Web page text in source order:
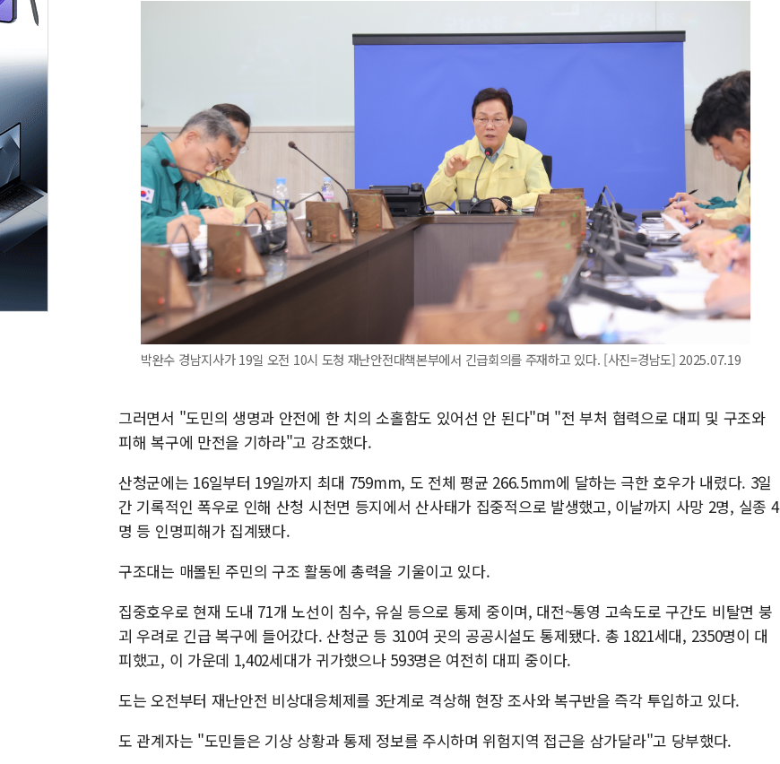
박완수 경남지사가 19일 오전 10시 도청 재난안전대책본부에서 긴급회의를 주재하고 있다. [사진=경남도] 2025.07.19
그러면서 "도민의 생명과 안전에 한 치의 소홀함도 있어선 안 된다"며 "전 부처 협력으로 대피 및 구조와
피해 복구에 만전을 기하라"고 강조했다.
산청군에는 16일부터 19일까지 최대 759mm, 도 전체 평균 266.5mm에 달하는 극한 호우가 내렸다. 3일
간 기록적인 폭우로 인해 산청 시천면 등지에서 산사태가 집중적으로 발생했고, 이날까지 사망 2명, 실종 4
명 등 인명피해가 집계됐다.
구조대는 매몰된 주민의 구조 활동에 총력을 기울이고 있다.
집중호우로 현재 도내 71개 노선이 침수, 유실 등으로 통제 중이며, 대전~통영 고속도로 구간도 비탈면 붕
괴 우려로 긴급 복구에 들어갔다. 산청군 등 310여 곳의 공공시설도 통제됐다. 총 1821세대, 2350명이 대
피했고, 이 가운데 1,402세대가 귀가했으나 593명은 여전히 대피 중이다.
도는 오전부터 재난안전 비상대응체제를 3단계로 격상해 현장 조사와 복구반을 즉각 투입하고 있다.
도 관계자는 "도민들은 기상 상황과 통제 정보를 주시하며 위험지역 접근을 삼가달라"고 당부했다.